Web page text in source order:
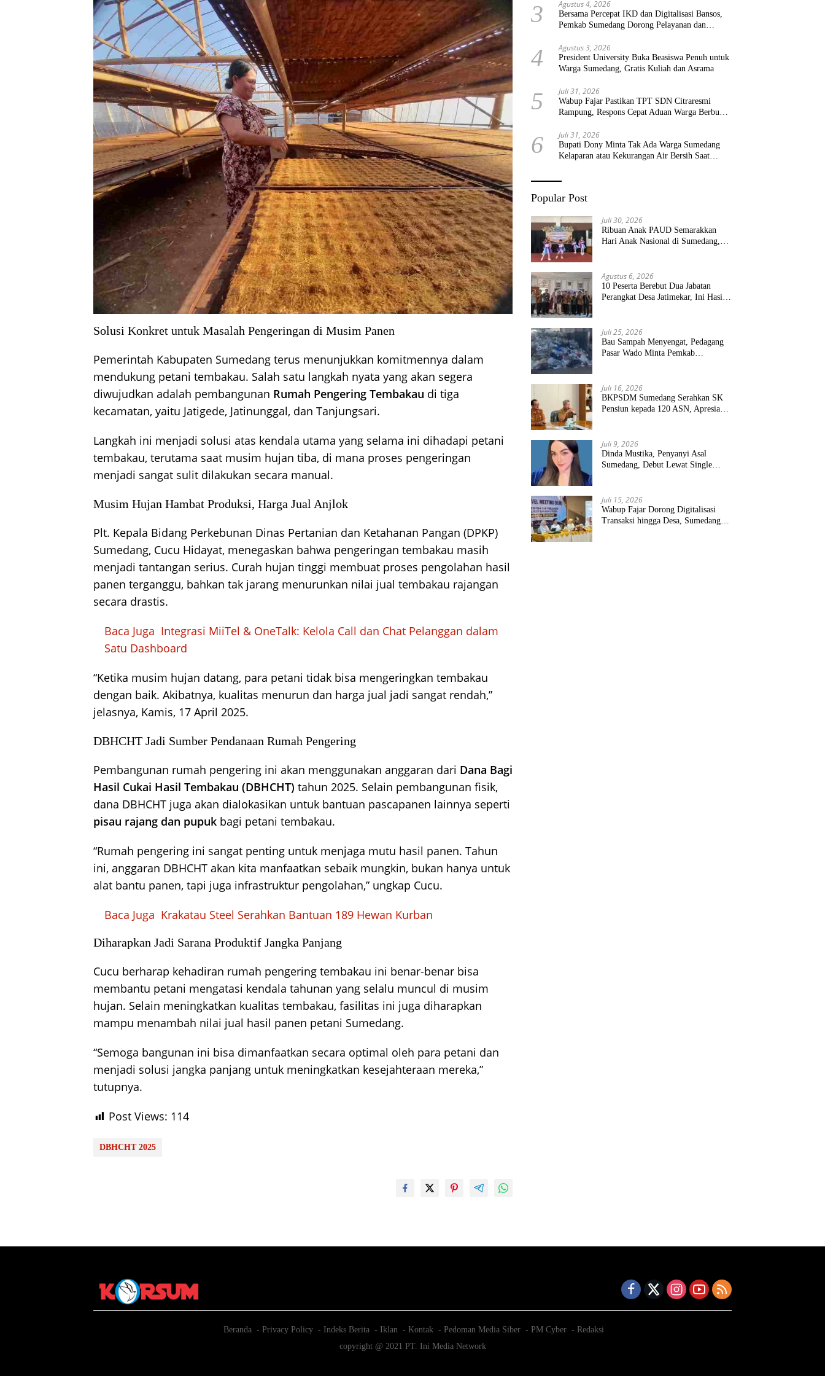
Solusi Konkret untuk Masalah Pengeringan di Musim Panen
Pemerintah Kabupaten Sumedang terus menunjukkan komitmennya dalam
mendukung petani tembakau. Salah satu langkah nyata yang akan segera
diwujudkan adalah pembangunan Rumah Pengering Tembakau di tiga
kecamatan, yaitu Jatigede, Jatinunggal, dan Tanjungsari.
Langkah ini menjadi solusi atas kendala utama yang selama ini dihadapi petani
tembakau, terutama saat musim hujan tiba, di mana proses pengeringan
menjadi sangat sulit dilakukan secara manual.
Musim Hujan Hambat Produksi, Harga Jual Anjlok
Plt. Kepala Bidang Perkebunan Dinas Pertanian dan Ketahanan Pangan (DPKP)
Sumedang, Cucu Hidayat, menegaskan bahwa pengeringan tembakau masih
menjadi tantangan serius. Curah hujan tinggi membuat proses pengolahan hasil
panen terganggu, bahkan tak jarang menurunkan nilai jual tembakau rajangan
secara drastis.
Baca Juga Integrasi MiiTel & OneTalk: Kelola Call dan Chat Pelanggan dalam
Satu Dashboard
“Ketika musim hujan datang, para petani tidak bisa mengeringkan tembakau
dengan baik. Akibatnya, kualitas menurun dan harga jual jadi sangat rendah,”
jelasnya, Kamis, 17 April 2025.
DBHCHT Jadi Sumber Pendanaan Rumah Pengering
Pembangunan rumah pengering ini akan menggunakan anggaran dari Dana Bagi
Hasil Cukai Hasil Tembakau (DBHCHT) tahun 2025. Selain pembangunan fisik,
dana DBHCHT juga akan dialokasikan untuk bantuan pascapanen lainnya seperti
pisau rajang dan pupuk bagi petani tembakau.
“Rumah pengering ini sangat penting untuk menjaga mutu hasil panen. Tahun
ini, anggaran DBHCHT akan kita manfaatkan sebaik mungkin, bukan hanya untuk
alat bantu panen, tapi juga infrastruktur pengolahan,” ungkap Cucu.
Baca Juga Krakatau Steel Serahkan Bantuan 189 Hewan Kurban
Diharapkan Jadi Sarana Produktif Jangka Panjang
Cucu berharap kehadiran rumah pengering tembakau ini benar-benar bisa
membantu petani mengatasi kendala tahunan yang selalu muncul di musim
hujan. Selain meningkatkan kualitas tembakau, fasilitas ini juga diharapkan
mampu menambah nilai jual hasil panen petani Sumedang.
“Semoga bangunan ini bisa dimanfaatkan secara optimal oleh para petani dan
menjadi solusi jangka panjang untuk meningkatkan kesejahteraan mereka,”
tutupnya.
Post Views: 114
DBHCHT 2025
3 Agustus 4, 2026
Bersama Percepat IKD dan Digitalisasi Bansos,
Pemkab Sumedang Dorong Pelayanan dan
4 Agustus 3, 2026
President University Buka Beasiswa Penuh untuk
Warga Sumedang, Gratis Kuliah dan Asrama
5 Juli 31, 2026
Wabup Fajar Pastikan TPT SDN Citraresmi
Rampung, Respons Cepat Aduan Warga Berbuah
6 Juli 31, 2026
Bupati Dony Minta Tak Ada Warga Sumedang
Kelaparan atau Kekurangan Air Bersih Saat
Popular Post
Juli 30, 2026
Ribuan Anak PAUD Semarakkan
Hari Anak Nasional di Sumedang,
Agustus 6, 2026
10 Peserta Berebut Dua Jabatan
Perangkat Desa Jatimekar, Ini Hasil
Juli 25, 2026
Bau Sampah Menyengat, Pedagang
Pasar Wado Minta Pemkab
Juli 16, 2026
BKPSDM Sumedang Serahkan SK
Pensiun kepada 120 ASN, Apresiasi
Juli 9, 2026
Dinda Mustika, Penyanyi Asal
Sumedang, Debut Lewat Single
Juli 15, 2026
Wabup Fajar Dorong Digitalisasi
Transaksi hingga Desa, Sumedang
Beranda Privacy Policy Indeks Berita Iklan Kontak Pedoman Media Siber PM Cyber
Redaksi
copyright @ 2021 PT. Ini Media Network